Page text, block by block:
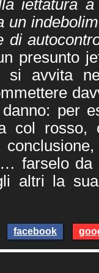
iettatura
un
di
presunto
si avvita
per
col rosso,
farselo da
altri la
facebook